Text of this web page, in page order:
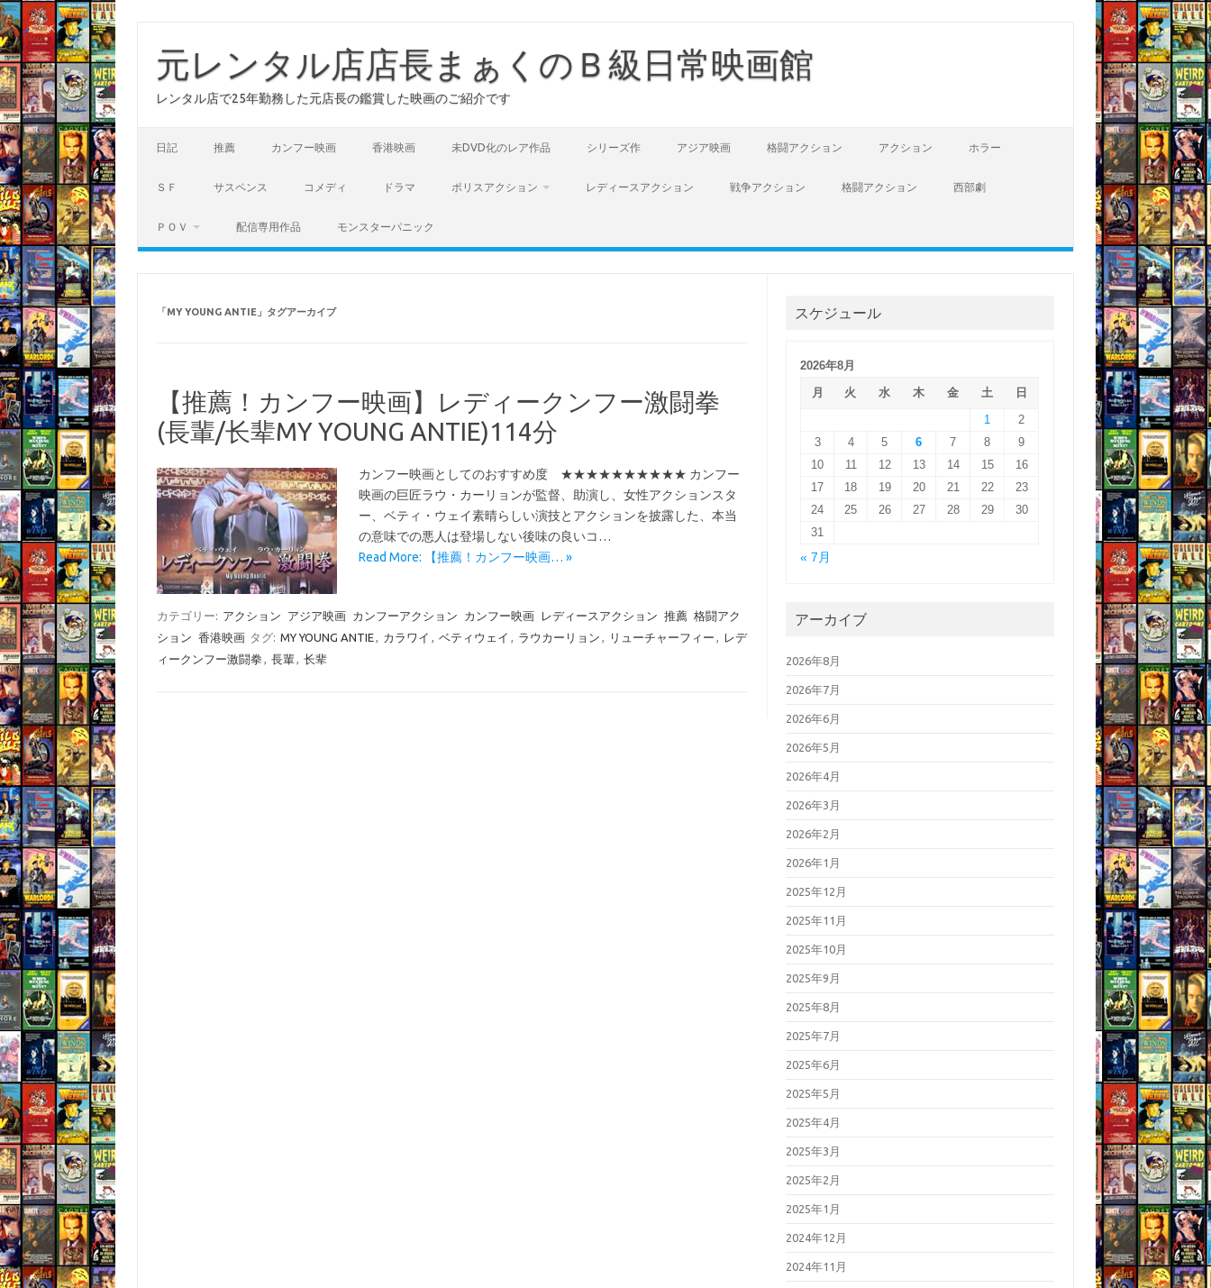
元レンタル店店長まぁくのＢ級日常映画館
レンタル店で25年勤務した元店長の鑑賞した映画のご紹介です
日記 推薦 カンフー映画 香港映画 未DVD化のレア作品 シリーズ作 アジア映画 格闘アクション アクション ホラー
ＳＦ サスペンス コメディ ドラマ ポリスアクション レディースアクション 戦争アクション 格闘アクション 西部劇
ＰＯＶ 配信専用作品 モンスターパニック
「MY YOUNG ANTIE 」タグアーカイブ
【推薦！カンフー映画】レディークンフー激闘拳
(長輩/长辈MY YOUNG ANTIE)114分
カンフー映画としてのおすすめ度 ★★★★★★★★★★ カンフー
映画の巨匠ラウ・カーリョンが監督、助演し、女性アクションスタ
ー、ベティ・ウェイ素晴らしい演技とアクションを披露した、本当
の意味での悪人は登場しない後味の良いコ…
Read More: 【推薦！カンフー映画… »
カテゴリー: アクション アジア映画 カンフーアクション カンフー映画 レディースアクション 推薦 格闘アク
ション 香港映画 タグ: MY YOUNG ANTIE, カラワイ , ベティウェイ , ラウカーリョン , リューチャーフィー , レデ
ィークンフー激闘拳 , 長輩, 长辈
スケジュール
2026年8月
月
火 水 木 金 土
日
1
2
3
4 5 6 7 8
9
10
11 12 13 14 15
16
17
18 19 20 21 22
23
24
25 26 27 28 29
30
31
« 7月
アーカイブ
2026年8月
2026年7月
2026年6月
2026年5月
2026年4月
2026年3月
2026年2月
2026年1月
2025年12月
2025年11月
2025年10月
2025年9月
2025年8月
2025年7月
2025年6月
2025年5月
2025年4月
2025年3月
2025年2月
2025年1月
2024年12月
2024年11月